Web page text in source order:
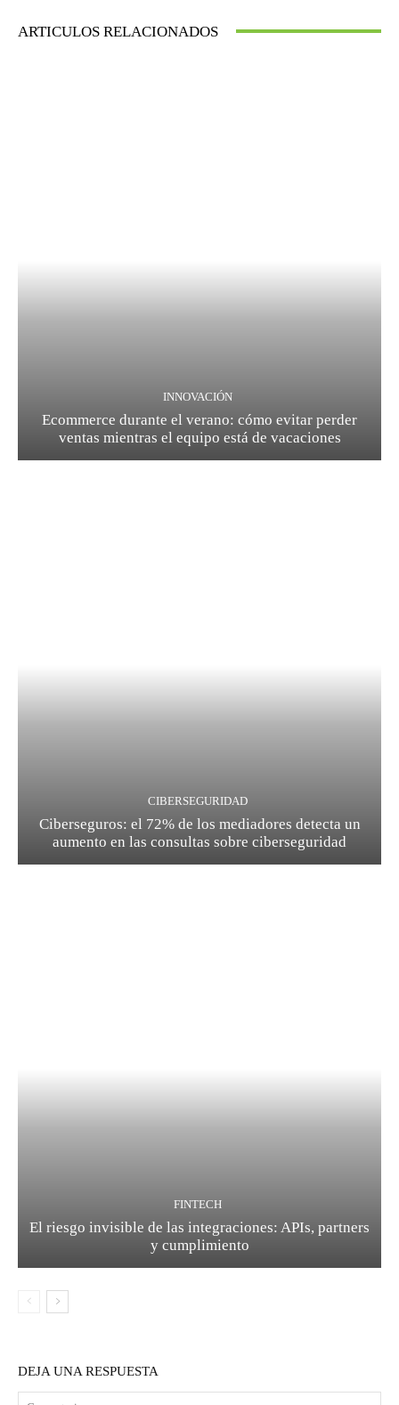
ARTICULOS RELACIONADOS
INNOVACIÓN
Ecommerce durante el verano: cómo evitar perder
ventas mientras el equipo está de vacaciones
CIBERSEGURIDAD
Ciberseguros: el 72% de los mediadores detecta un
aumento en las consultas sobre ciberseguridad
FINTECH
El riesgo invisible de las integraciones: APIs, partners
y cumplimiento
DEJA UNA RESPUESTA